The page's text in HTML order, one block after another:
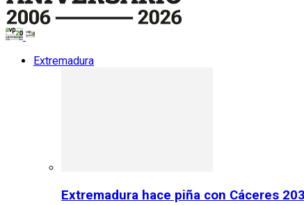
Extremadura
Extremadura hace piña con Cáceres